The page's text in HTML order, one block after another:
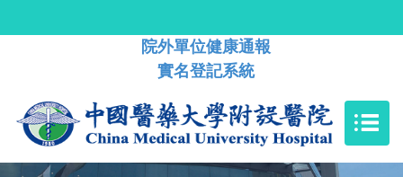
院外單位健康通報
實名登記系統